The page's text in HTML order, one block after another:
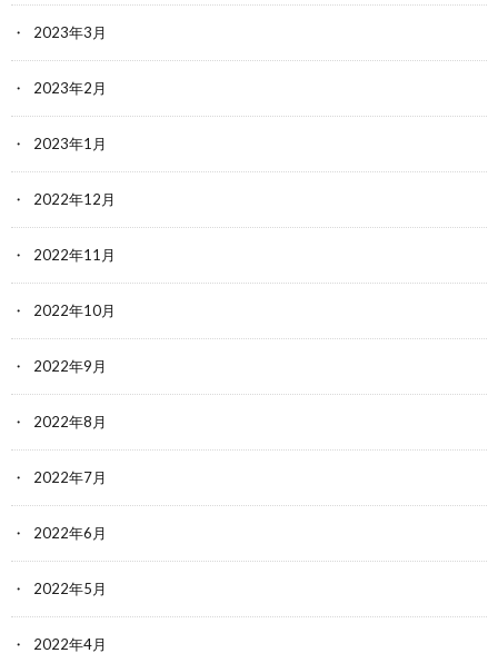
2023年3月
2023年2月
2023年1月
2022年12月
2022年11月
2022年10月
2022年9月
2022年8月
2022年7月
2022年6月
2022年5月
2022年4月